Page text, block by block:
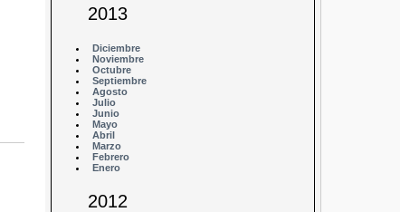
2013
Diciembre
Noviembre
Octubre
Septiembre
Agosto
Julio
Junio
Mayo
Abril
Marzo
Febrero
Enero
2012